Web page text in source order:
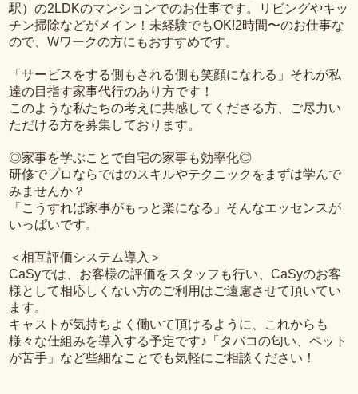
駅）の2LDKのマンションでのお仕事です。リビングやキッ
チン掃除などがメイン！未経験でもOK!2時間〜のお仕事な
ので、Wワークの方にもおすすめです。
「サービスをする側もされる側も笑顔になれる」それが私
達の目指す家事代行のあり方です！
このような私たちの考えに共感してくださる方、ご尽力い
ただける方を募集しております。
◎家事を学ぶことで自宅の家事も効率化◎
研修でプロならではのスキルやテクニックをまずは学んで
みませんか？
「こうすれば家事がもっと楽になる」そんなエッセンスが
いっぱいです。
＜相互評価システム導入＞
CaSyでは、お客様の評価をスタッフも行い、CaSyのお客
様として相応しくない方のご利用はご遠慮させて頂いてい
ます。
キャストが気持ちよく働いて頂けるように、これからも
様々な仕組みを導入する予定です♪「タバコの匂い、ペット
が苦手」など些細なことでも気軽にご相談ください！